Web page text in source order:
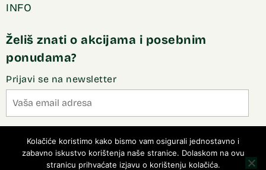
INFO
Želiš znati o akcijama i posebnim
ponudama?
Prijavi se na newsletter
Kolačiće koristimo kako bismo vam osigurali jednostavno i
zabavno iskustvo korištenja naše stranice. Dolaskom na ovu
stranicu prihvaćate izjavu o korištenju kolačića.